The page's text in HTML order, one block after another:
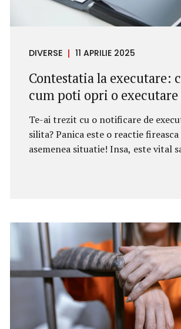
catre...
DIVERSE 11 APRILIE 2025
Contestatia la executare:
cum poti opri o
Te-ai trezit cu o notificare de
silita? Panica este o reactie
asemenea situatie! Insa, este vital
poti folosi aceasta procedura
sau suspenda o executare silita,
unui avocat specializat. Ce se
contestatia la executare?
primit o factura cu care nu esti de
Inainte de a trece la efectuarea